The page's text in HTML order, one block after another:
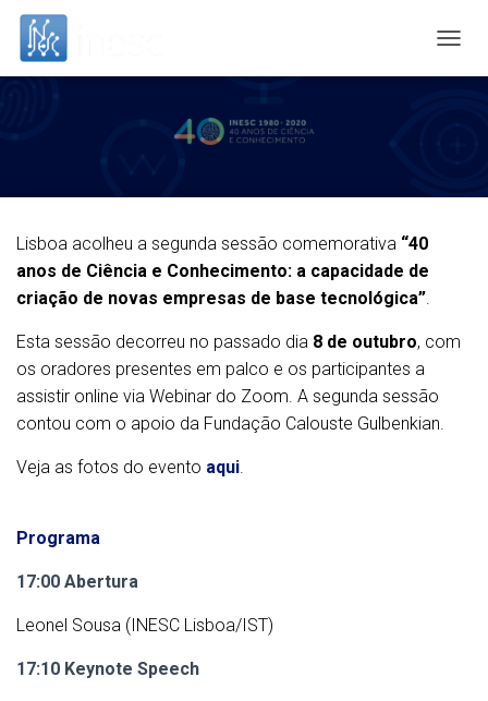
O
A
O
Lisboa acolheu a segunda sessão comemorativa “40
anos de Ciência e Conhecimento: a capacidade de
criação de novas empresas de base tecnológica”.
Esta sessão decorreu no passado dia 8 de outubro, com
os oradores presentes em palco e os participantes a
assistir online via Webinar do Zoom. A segunda sessão
contou com o apoio da Fundação Calouste Gulbenkian.
Veja as fotos do evento aqui.
Programa
17:00 Abertura
Leonel Sousa (INESC Lisboa/IST)
17:10 Keynote Speech